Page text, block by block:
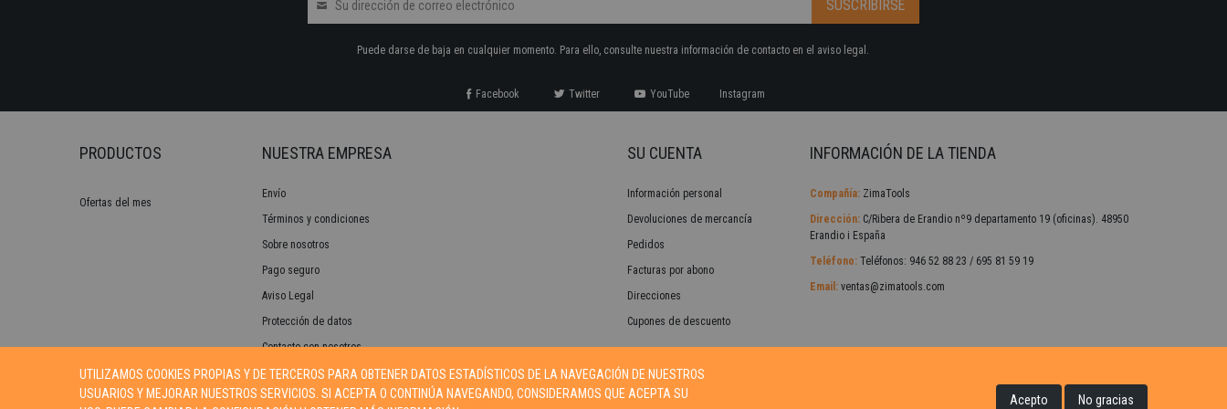
Puede darse de baja en cualquier momento. Para ello, consulte nuestra información de contacto en el aviso legal.
Facebook Twitter YouTube Instagram
PRODUCTOS
Ofertas del mes
NUESTRA EMPRESA
Envío
Términos y condiciones
Sobre nosotros
Pago seguro
Aviso Legal
Protección de datos
Contacte con nosotros
SU CUENTA
Información personal
Devoluciones de mercancía
Pedidos
Facturas por abono
Direcciones
Cupones de descuento
INFORMACIÓN DE LA TIENDA
Compañía: ZimaTools
Dirección: C/Ribera de Erandio nº9 departamento 19 (oficinas). 48950
Erandio i España
Teléfono: Teléfonos: 946 52 88 23 / 695 81 59 19
Email: ventas@zimatools.com
UTILIZAMOS COOKIES PROPIAS Y DE TERCEROS PARA OBTENER DATOS ESTADÍSTICOS DE LA NAVEGACIÓN DE NUESTROS
USUARIOS Y MEJORAR NUESTROS SERVICIOS. SI ACEPTA O CONTINÚA NAVEGANDO, CONSIDERAMOS QUE ACEPTA SU
Acepto No gracias